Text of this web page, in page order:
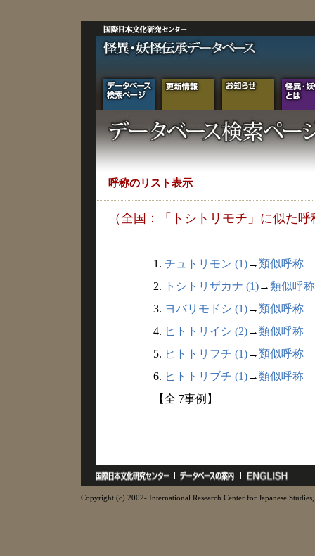
呼称のリスト表示
（全国：「トシトリモチ」に似た呼
1. チュトリモン (1)→類似呼称
2.
トシトリザカナ (1)→類似呼称
3. ヨバリモドシ (1)→類似呼称
4. ヒトトリイシ (2)→類似呼称
5. ヒトトリフチ (1)→類似呼称
6. ヒトトリブチ (1)→類似呼称
【全 7事例】
Copyright (c) 2002- International Research Center for Japanese